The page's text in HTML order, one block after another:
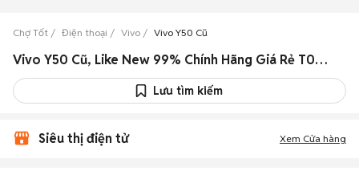
Chợ Tốt Điện thoại Vivo Vivo Y50 Cũ
Vivo Y50 Cũ, Like New 99% Chính Hãng Giá Rẻ T08/2026
Lưu tìm kiếm
Siêu thị điện tử Xem Cửa hàng